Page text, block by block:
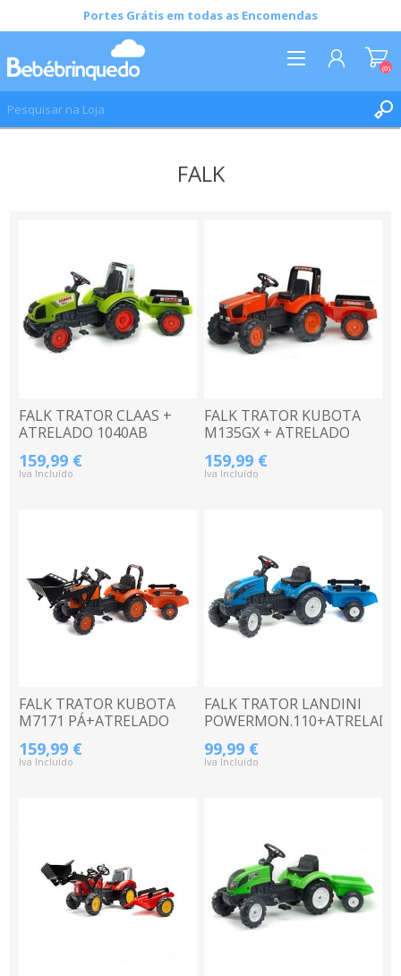
Portes Grátis em todas as Encomendas
(0)
FALK
FALK TRATOR CLAAS +
ATRELADO 1040AB
159,99 €
Iva Incluído
FALK TRATOR KUBOTA
M135GX + ATRELADO
159,99 €
Iva Incluído
FALK TRATOR KUBOTA
M7171 PÁ+ATRELADO
2065AM
159,99 €
Iva Incluído
FALK TRATOR LANDINI
POWERMON.110+ATRELADO
2050C
99,99 €
Iva Incluído